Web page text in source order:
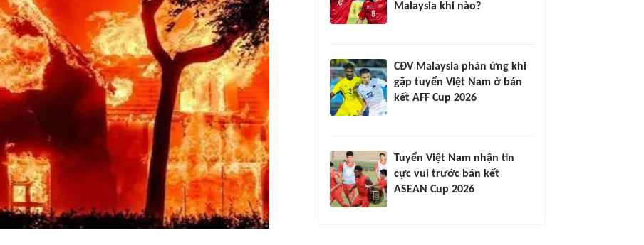
Malaysia khi nào?
CĐV Malaysia phản ứng khi
gặp tuyển Việt Nam ở bán
kết AFF Cup 2026
Tuyển Việt Nam nhận tin
cực vui trước bán kết
ASEAN Cup 2026